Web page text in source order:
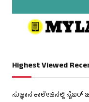
Highest Viewed
ಸುಜ್ಞಾನ ಕಾಲೇಜಿನಲ್ಲಿ ಸೈಬರ್